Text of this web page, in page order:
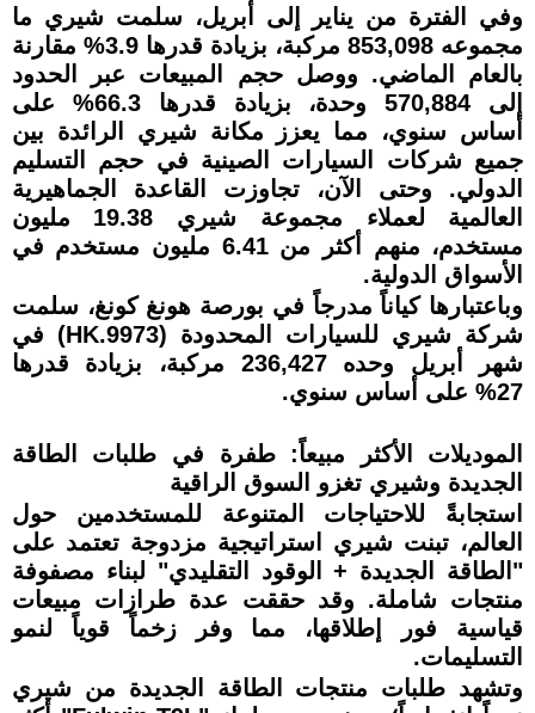
وفي الفترة من يناير إلى أبريل، سلمت شيري ما
مجموعه 853,098 مركبة، بزيادة قدرها 3.9% مقارنة
بالعام الماضي. ووصل حجم المبيعات عبر الحدود
إلى 570,884 وحدة، بزيادة قدرها 66.3% على
أساس سنوي، مما يعزز مكانة شيري الرائدة بين
جميع شركات السيارات الصينية في حجم التسليم
الدولي. وحتى الآن، تجاوزت القاعدة الجماهيرية
العالمية لعملاء مجموعة شيري 19.38 مليون
مستخدم، منهم أكثر من 6.41 مليون مستخدم في
الأسواق الدولية.
وباعتبارها كياناً مدرجاً في بورصة هونغ كونغ، سلمت
شركة شيري للسيارات المحدودة (9973.HK) في
شهر أبريل وحده 236,427 مركبة، بزيادة قدرها
27% على أساس سنوي.
الموديلات الأكثر مبيعاً: طفرة في طلبات الطاقة
الجديدة وشيري تغزو السوق الراقية
استجابةً للاحتياجات المتنوعة للمستخدمين حول
العالم، تبنت شيري استراتيجية مزدوجة تعتمد على
"الطاقة الجديدة + الوقود التقليدي" لبناء مصفوفة
منتجات شاملة. وقد حققت عدة طرازات مبيعات
قياسية فور إطلاقها، مما وفر زخماً قوياً لنمو
التسليمات.
وتشهد طلبات منتجات الطاقة الجديدة من شيري